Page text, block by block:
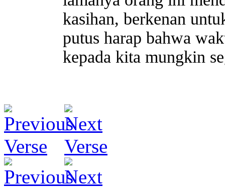
kasihan, berkenan
putus harap bahwa
kepada kita mungkin